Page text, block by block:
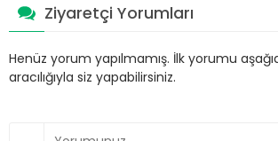
Ziyaretçi Yorumları
Henüz yorum yapılmamış. İlk yorumu
aracılığıyla siz yapabilirsiniz.